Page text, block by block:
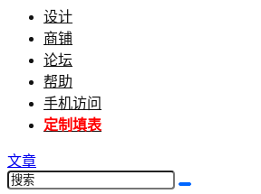
设计
商铺
论坛
帮助
手机访问
定制填表
文章